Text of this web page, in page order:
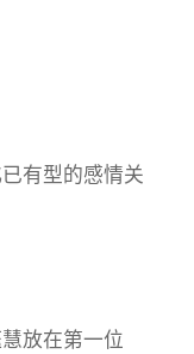
有型的感情关
放在第一位